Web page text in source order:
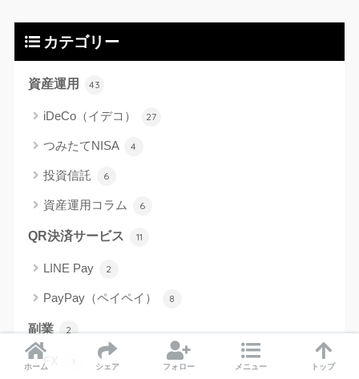
カテゴリー
資産運用 43
iDeCo（イデコ） 27
つみたてNISA 4
投資信託 6
資産運用コラム 6
QR決済サービス 11
LINE Pay 2
PayPay（ペイペイ） 8
副業 2
FX
ホーム シェア フォロー メニュー トップ